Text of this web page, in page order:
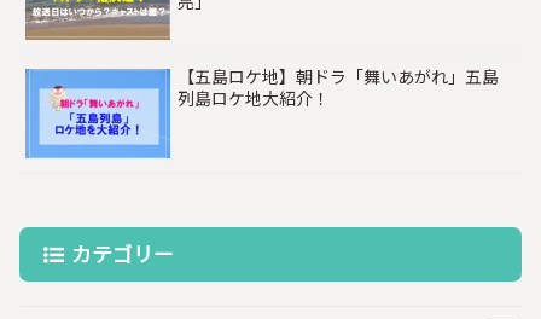
【五島ロケ地】朝ドラ「舞いあがれ」五島
列島ロケ地大紹介！
カテゴリー